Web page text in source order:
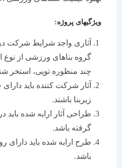
ويژگي‏های پروژه:
آثاری واجد شرايط شرکت در
گروه بناهای ورزشی از نوع
چند منظوره توپی، استخر شنا و يا
زيربنا باشند.
طراحی آثار ارايه شده بايد در
گرفته باشد.
طرح ارايه شده بايد دارای